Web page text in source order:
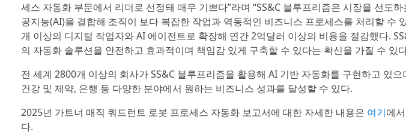
세스 자동화 부문에서 리더로 선정돼 매우 기쁘다”라며 “SS&C 블루프리즘은 시장을 선도
공지능(AI)을 결합해 조직이 보다 복잡한 작업과 역동적인 비즈니스 프로세스를 처리할 수
개 이상의 디지털 작업자와 AI 에이전트로 확장해 연간 2억달러 이상의 비용을 절감했다.
의 자동화 솔루션을 안전하고 효과적이며 책임감 있게 구축할 수 있다는 확신을 가질 수 있
전 세계 2800개 이상의 회사가 SS&C 블루프리즘을 활용해 AI 기반 자동화를 구현하고 있
건강 및 제약, 은행 등 다양한 분야에서 원하는 비즈니스 성과를 달성할 수 있다.
2025년 가트너 매직 쿼드런트 로봇 프로세스 자동화 보고서에 대한 자세한 내용은 여기에
다.